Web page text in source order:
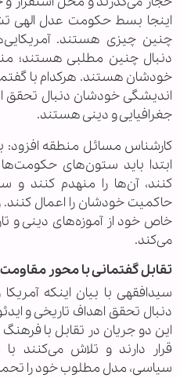
اینجا بسط حکومت عدل الهی
چنین چیزی هستند.
دنبال چنین مطلبی هستند؛
خودشان هستند. هرکدام با
اندیشگی خودشان دنبال تحقق
جغرافیایی و دینی هستند.
کارشناس مسائل منطقه افزود:
ابتدا باید ستون‌های
کنند، آن‌ها را منهدم
حاکمیت خودشان را اعمال
خاص خود از آموزه‌های دینی و
می‌کند.
تقابل گفتمانی با محور مقاومت
سیدافقهی با بیان اینکه
دنبال تحقق اهداف تاریخی و
این دو جریان در تقابل با
قرار دارند و تلاش می‌کنند
سیاسی، مدل مطلوب خود را